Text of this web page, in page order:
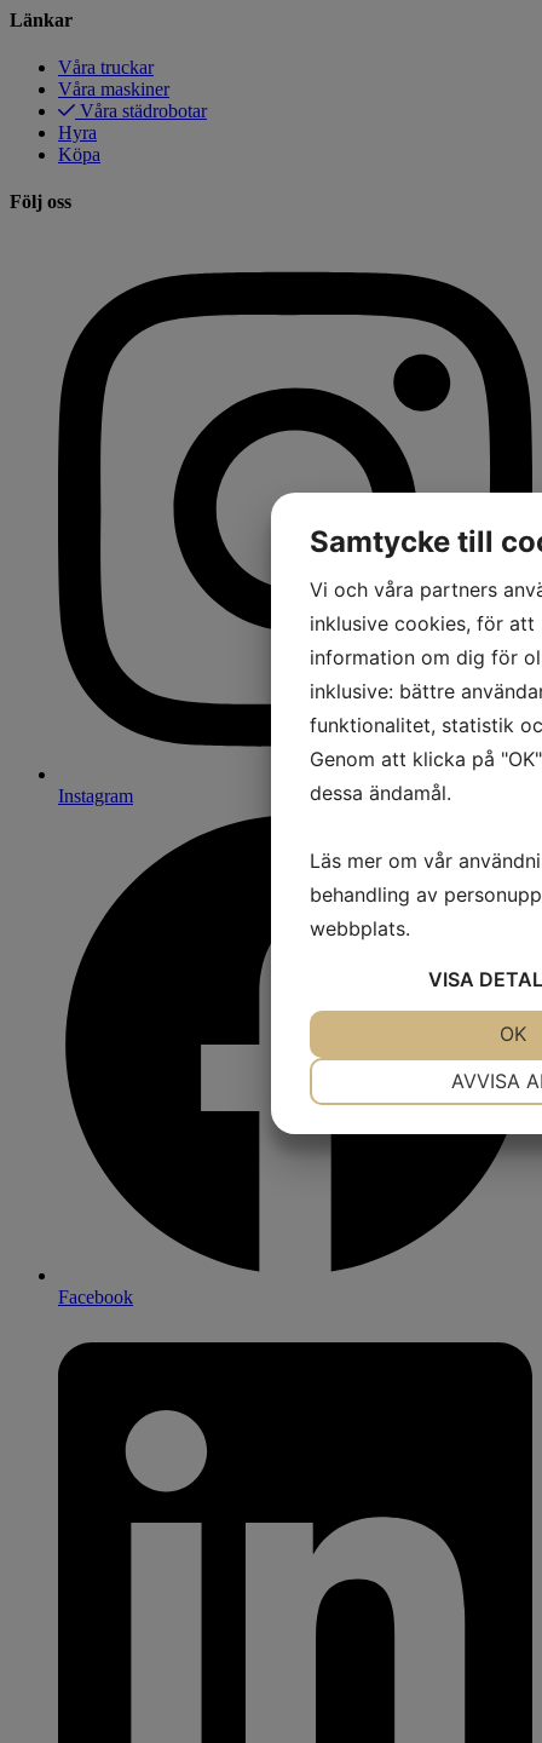
Länkar
Våra truckar
Våra maskiner
Våra städrobotar
Hyra
Köpa
Följ oss
Instagram
Facebook
Samtycke till
Vi och våra partners
inklusive cookies, för att
information om dig för
inklusive: bättre
funktionalitet, statistik
Genom att klicka på
dessa ändamål.
Läs mer om vår
behandling av
webbplats.
VISA
AVVISA
OK